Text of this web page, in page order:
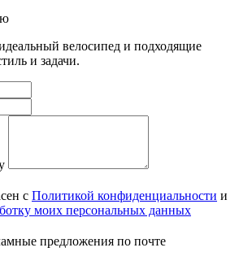
велосипед и подходящие
и задачи.
с Политикой конфиденциальности и
моих персональных данных
предложения по почте